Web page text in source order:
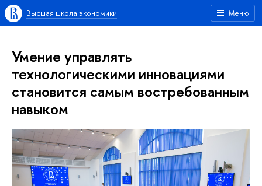
Меню
Высшая школа экономики
Умение управлять
технологическими инновациями
становится самым востребованным
навыком